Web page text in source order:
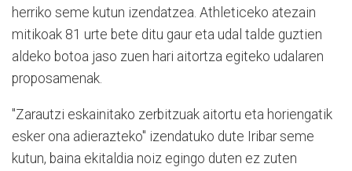
herriko seme kutun izendatzea. Athleticeko atezain
mitikoak 81 urte bete ditu gaur eta udal talde guztien
aldeko botoa jaso zuen hari aitortza egiteko udalaren
proposamenak.
"Zarautzi eskainitako zerbitzuak aitortu eta horiengatik
esker ona adierazteko" izendatuko dute Iribar seme
kutun, baina ekitaldia noiz egingo duten ez zuten